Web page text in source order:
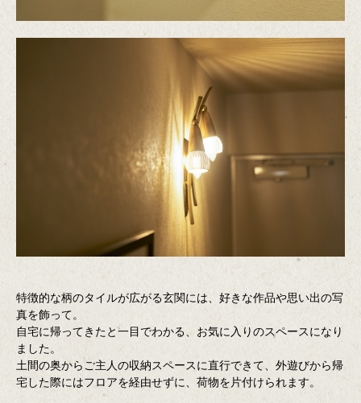
特徴的な柄のタイルが広がる玄関には、好きな作品や思い出の写
真を飾って。
自宅に帰ってきたと一目でわかる、お気に入りのスペースになり
ました。
土間の奥からご主人の収納スペースに直行できて、外遊びから帰
宅した際にはフロアを経由せずに、荷物を片付けられます。